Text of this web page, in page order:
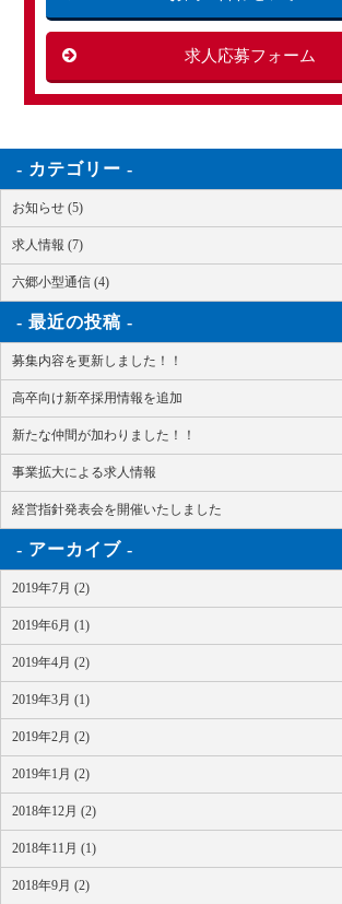
求人応募フォーム
カテゴリー
お知らせ (5)
求人情報 (7)
六郷小型通信 (4)
最近の投稿
募集内容を更新しました！！
高卒向け新卒採用情報を追加
新たな仲間が加わりました！！
事業拡大による求人情報
経営指針発表会を開催いたしました
アーカイブ
2019年7月 (2)
2019年6月 (1)
2019年4月 (2)
2019年3月 (1)
2019年2月 (2)
2019年1月 (2)
2018年12月 (2)
2018年11月 (1)
2018年9月 (2)